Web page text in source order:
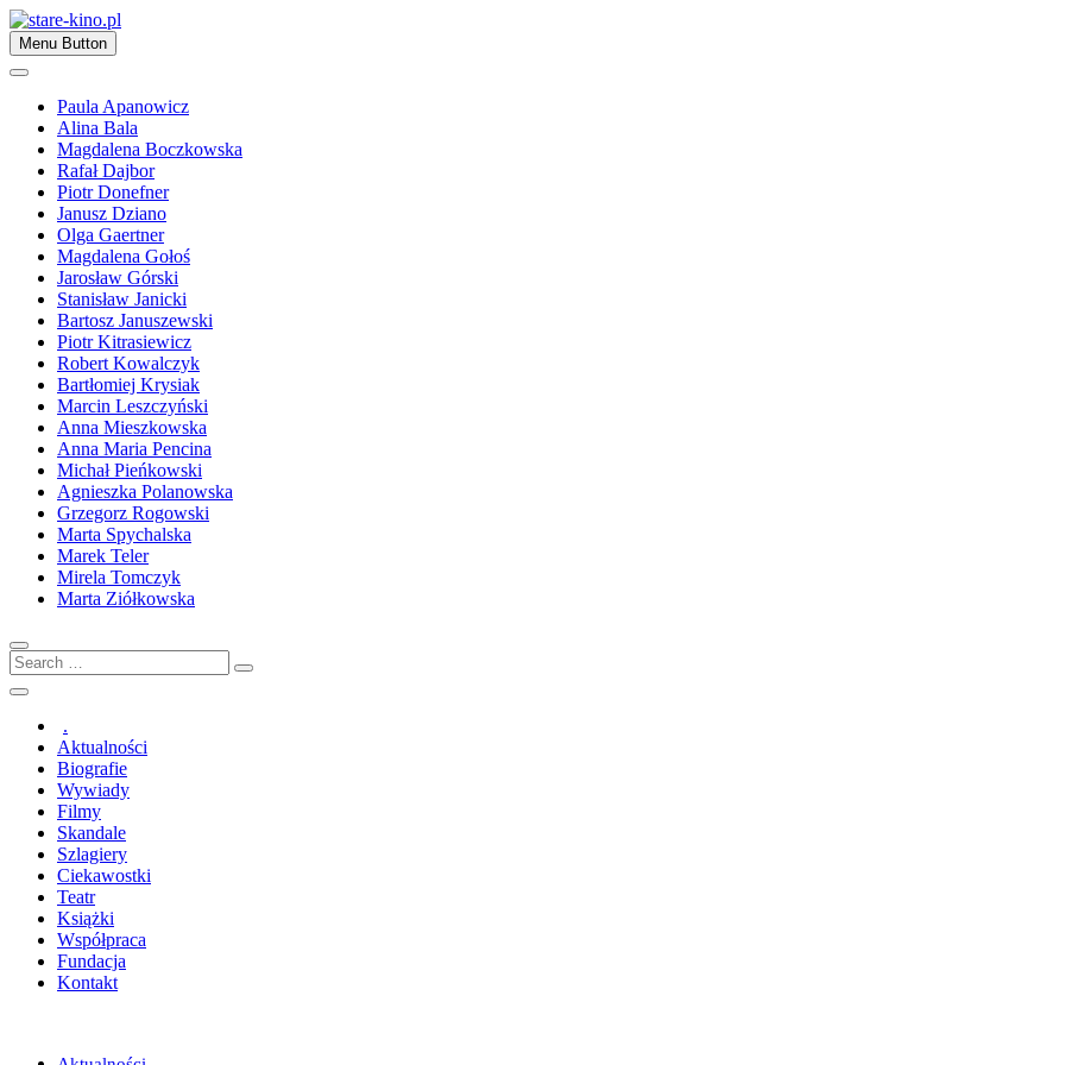
Skip
to
content
stare-kino.pl
Zapraszamy
Menu Button
Paula Apanowicz
Alina Bala
Magdalena Boczkowska
Rafał Dajbor
Piotr Donefner
Janusz Dziano
Olga Gaertner
Magdalena Gołoś
Jarosław Górski
Stanisław Janicki
Bartosz Januszewski
Piotr Kitrasiewicz
Robert Kowalczyk
Bartłomiej Krysiak
Marcin Leszczyński
Anna Mieszkowska
Anna Maria Pencina
Michał Pieńkowski
Agnieszka Polanowska
Grzegorz Rogowski
Marta Spychalska
Marek Teler
Mirela Tomczyk
Marta Ziółkowska
Search
…
.
Aktualności
Biografie
Wywiady
Filmy
Skandale
Szlagiery
Ciekawostki
Teatr
Książki
Współpraca
Fundacja
Kontakt